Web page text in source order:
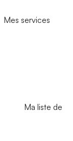
Mes services
Ma liste de